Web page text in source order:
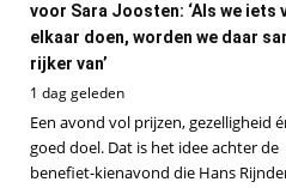
voor Sara Joosten: ‘Als we iets
elkaar doen, worden we daar
rijker van’
1 dag geleden
Een avond vol prijzen, gezelligheid
goed doel. Dat is het idee achter de
benefiet-kienavond die Hans